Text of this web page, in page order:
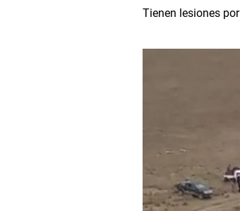
Tienen lesiones